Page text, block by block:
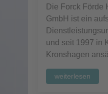
Die Forck Förde
GmbH ist ein
und seit 1997 in
Kronshagen
weiterlesen